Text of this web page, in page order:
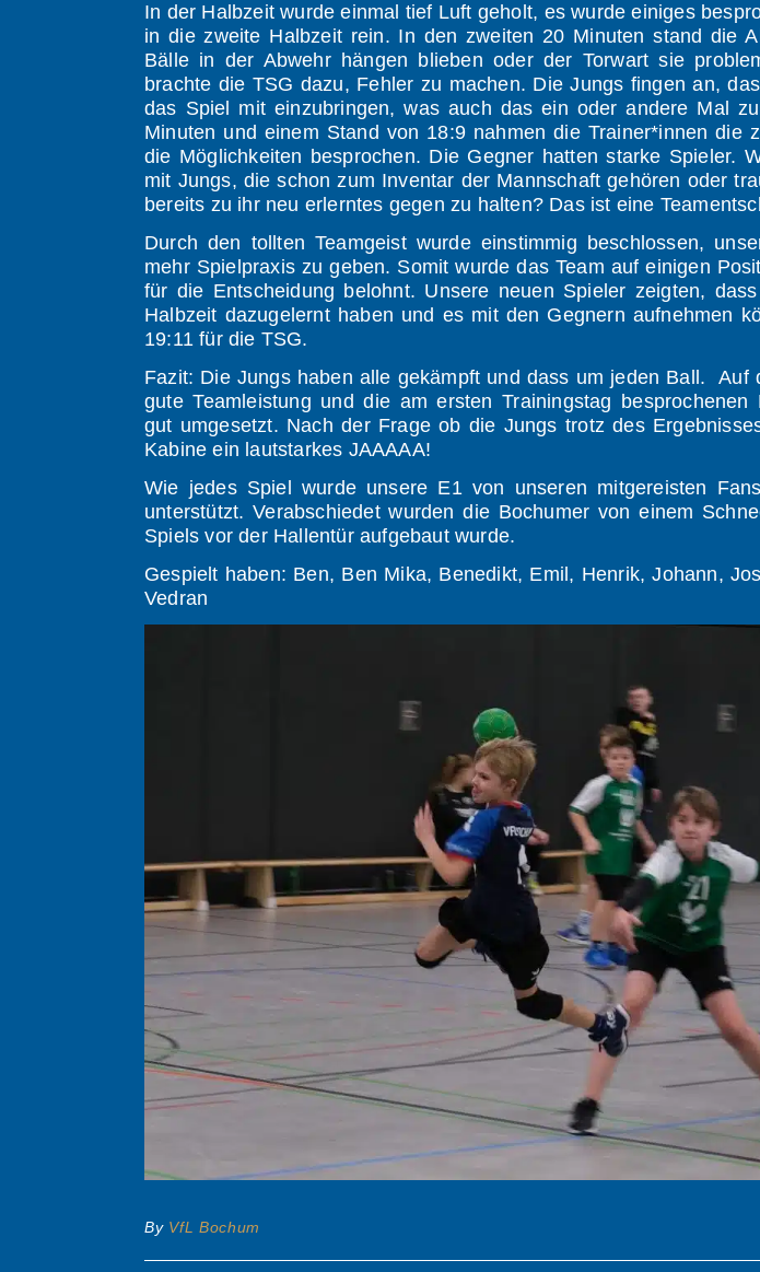
In der Halbzeit wurde einmal tief Luft geholt, es wurde einiges
in die zweite Halbzeit rein. In den zweiten 20 Minuten stand die
Bälle in der Abwehr hängen blieben oder der Torwart sie
brachte die TSG dazu, Fehler zu machen. Die Jungs fingen an,
das Spiel mit einzubringen, was auch das ein oder andere Mal
Minuten und einem Stand von 18:9 nahmen die Trainer*innen die
die Möglichkeiten besprochen. Die Gegner hatten starke Spieler.
mit Jungs, die schon zum Inventar der Mannschaft gehören oder
bereits zu ihr neu erlerntes gegen zu halten? Das ist eine
Durch den tollten Teamgeist wurde einstimmig beschlossen,
mehr Spielpraxis zu geben. Somit wurde das Team auf einigen
für die Entscheidung belohnt. Unsere neuen Spieler zeigten,
Halbzeit dazugelernt haben und es mit den Gegnern aufnehmen
19:11 für die TSG.
Fazit: Die Jungs haben alle gekämpft und dass um jeden Ball. Auf
gute Teamleistung und die am ersten Trainingstag besprochenen
gut umgesetzt. Nach der Frage ob die Jungs trotz des
Kabine ein lautstarkes JAAAAA!
Wie jedes Spiel wurde unsere E1 von unseren mitgereisten
unterstützt. Verabschiedet wurden die Bochumer von einem
Spiels vor der Hallentür aufgebaut wurde.
Gespielt haben: Ben, Ben Mika, Benedikt, Emil, Henrik, Johann,
Vedran
By VfL Bochum